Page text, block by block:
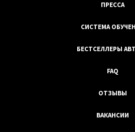
ПРЕССА
СИСТЕМА
БЕСТСЕЛЛЕРЫ
FAQ
ОТЗЫВЫ
ВАКАНСИИ